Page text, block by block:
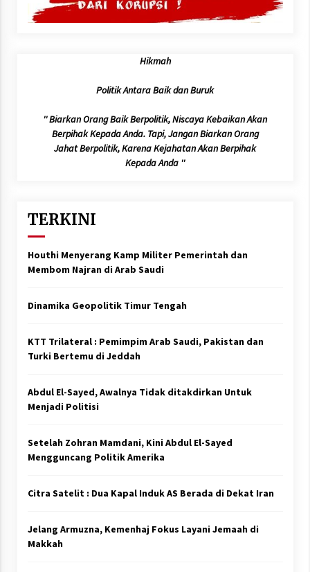
Hikmah
Politik Antara Baik dan Buruk
'' Biarkan Orang Baik Berpolitik, Niscaya Kebaikan Akan
Berpihak Kepada Anda. Tapi, Jangan Biarkan Orang
Jahat Berpolitik, Karena Kejahatan Akan Berpihak
Kepada Anda ''
TERKINI
Houthi Menyerang Kamp Militer Pemerintah dan
Membom Najran di Arab Saudi
Dinamika Geopolitik Timur Tengah
KTT Trilateral : Pemimpim Arab Saudi, Pakistan dan
Turki Bertemu di Jeddah
Abdul El-Sayed, Awalnya Tidak ditakdirkan Untuk
Menjadi Politisi
Setelah Zohran Mamdani, Kini Abdul El-Sayed
Mengguncang Politik Amerika
Citra Satelit : Dua Kapal Induk AS Berada di Dekat Iran
Jelang Armuzna, Kemenhaj Fokus Layani Jemaah di
Makkah